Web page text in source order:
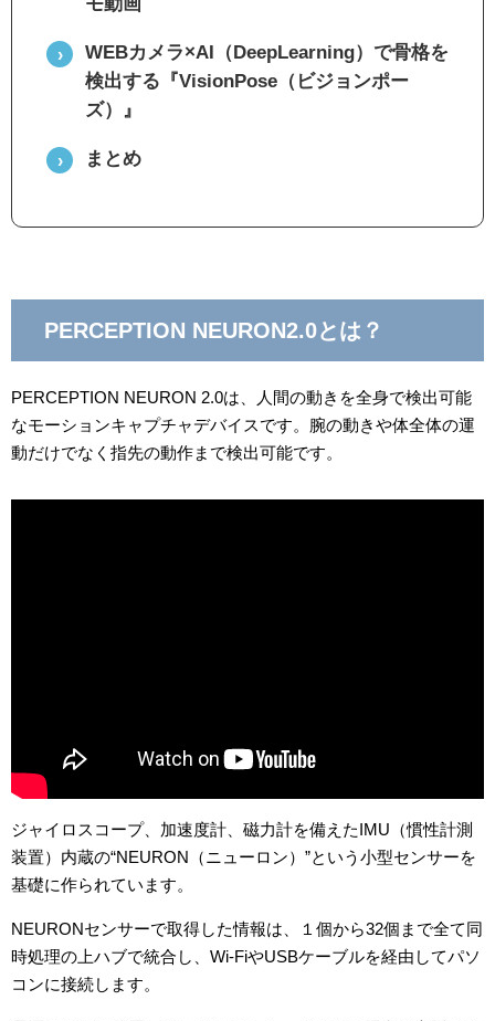
モ動画
WEBカメラ×AI（DeepLearning）で骨格を
検出する『VisionPose（ビジョンポー
ズ）』
まとめ
PERCEPTION NEURON2.0とは？
PERCEPTION NEURON 2.0は、人間の動きを全身で検出可能
なモーションキャプチャデバイスです。腕の動きや体全体の運
動だけでなく指先の動作まで検出可能です。
ジャイロスコープ、加速度計、磁力計を備えたIMU（慣性計測
装置）内蔵の“NEURON（ニューロン）”という小型センサーを
基礎に作られています。
NEURONセンサーで取得した情報は、１個から32個まで全て同
時処理の上ハブで統合し、Wi-FiやUSBケーブルを経由してパソ
コンに接続します。